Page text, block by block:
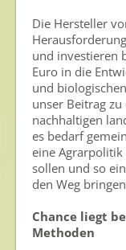
Veranstaltungen &
Presse
Pressemitteilungen
Pressebilder
Pressemappe
Pressekontakt
Mediathek
News
Die Hersteller
und investieren
Euro in die
und
unser Beitrag
nachhaltigen
es bedarf
eine
sollen und so
den Weg
Chance liegt
Methoden